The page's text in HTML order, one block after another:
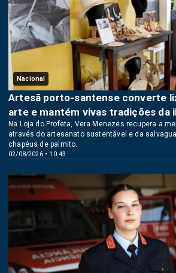
Nacional
02/08/2026 • 10:43
Artesã porto-santense converte
arte e mantém vivas tradições da
Na Loja do Profeta, Vera Menezes recupera a
através do artesanato sustentável e da
chapéus de palmito.